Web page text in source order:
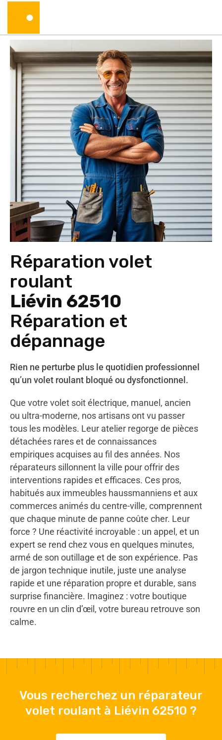
Réparation volet
roulant
Liévin 62510
Réparation et
dépannage
Rien ne perturbe plus le quotidien professionnel
qu’un volet roulant bloqué ou dysfonctionnel.
Que votre volet soit électrique, manuel, ancien
ou ultra-moderne, nos artisans ont vu passer
tous les modèles. Leur atelier regorge de pièces
détachées rares et de connaissances
empiriques acquises au fil des années. Nos
réparateurs sillonnent la ville pour offrir des
interventions rapides et efficaces. Ces pros,
habitués aux immeubles haussmanniens et aux
commerces animés du centre-ville, comprennent
que chaque minute de panne coûte cher. Leur
force ? Une réactivité incroyable : un appel, et un
expert se rend chez vous en quelques minutes,
armé de son outillage et de son expérience. Pas
de jargon technique inutile, juste une analyse
rapide et une réparation propre et durable, sans
surprise financière. Imaginez : votre boutique
rouvre en un clin d’œil, votre bureau retrouve son
calme.
Vous recherchez un réparateur
volet roulant à Liévin 62510 ?